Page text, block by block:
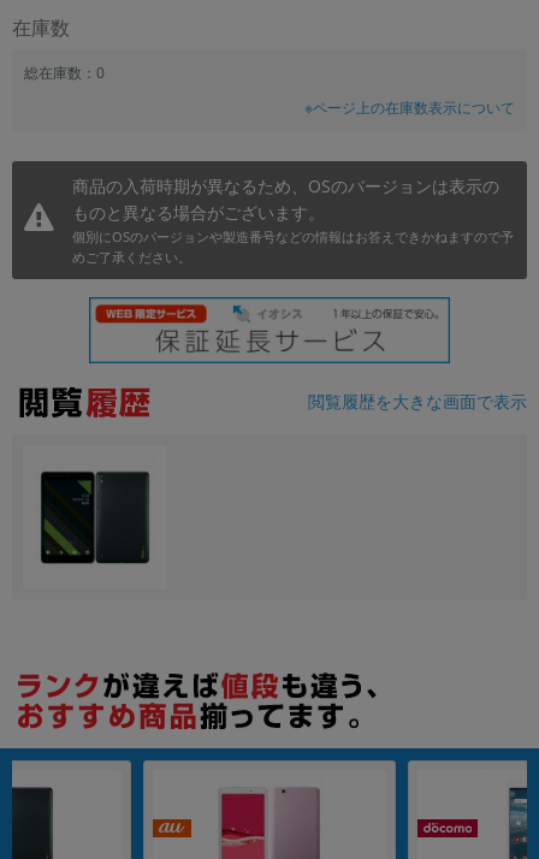
在庫数
総在庫数：0
※ページ上の在庫数表示について
商品の入荷時期が異なるため、OSのバージョンは表示の
ものと異なる場合がございます。
個別にOSのバージョンや製造番号などの情報はお答えできかねますので予
めご了承ください。
閲覧履歴を大きな画面で表示
価格
円
発売日
月 から
年 月 まで
各項目のチェックボックスは「or検索」となります。